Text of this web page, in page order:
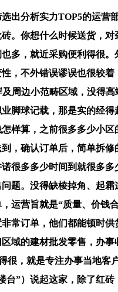
分析实力TOP5的运营
。你想什么时候送货，对
多，就近采购便利得很
，不外错误谬误也很较
边小范畴区域，没得高
脚球记载，那是实的经
样算，之前很多多少小
，确认订单后，简单拆
很多多少时间到就很多
题。没得缺棱掉角、起
运营旨就是“质量、价钱
常订单，他们都能顿时
域的建材批发零售，办
很，就是专注办事当地客
”）说起这家，除了红